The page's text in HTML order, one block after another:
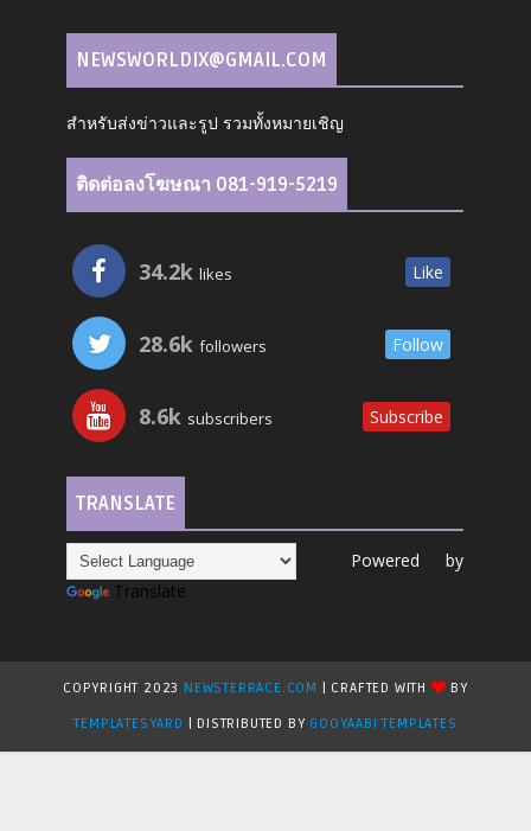
NEWSWORLDIX@GMAIL.COM
สำหรับส่งข่าวและรูป รวมทั้งหมายเชิญ
ติดต่อลงโฆษณา 081-919-5219
34.2k likes Like
28.6k followers Follow
8.6k subscribers Subscribe
TRANSLATE
Powered by
Translate
COPYRIGHT 2023 NEWSTERRACE.COM | CRAFTED WITH
BY
TEMPLATESYARD
| DISTRIBUTED BY GOOYAABI TEMPLATES